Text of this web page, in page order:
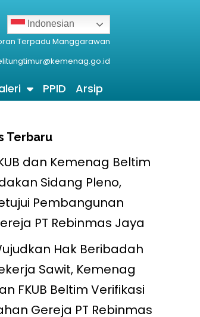
Terpadu Manggarawan
Indonesian
PPID Arsip
Gereja PT Rebinmas Jaya
Terbaru
dan Kemenag Beltim
Sidang Pleno,
Pembangunan
PT Rebinmas Jaya
Hak Beribadah
Sawit, Kemenag
FKUB Beltim Verifikasi
Gereja PT Rebinmas